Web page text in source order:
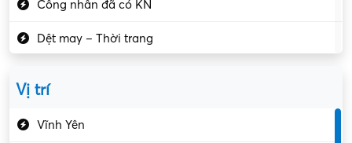
Công nhân đã có KN
Dệt may – Thời trang
Vị trí
Vĩnh Yên